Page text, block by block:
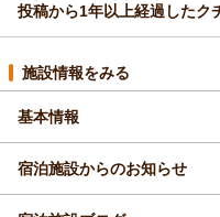
訳ございませんでした。
なお、女性専用フロアにつ
また大阪へお越しの際は、
ホテルソビアル大阪ドーム
投稿から1年以上経過したク
施設情報をみる
基本情報
宿泊施設からのお知らせ